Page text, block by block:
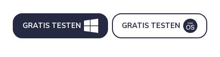
GRATIS TESTEN GRATIS TESTEN